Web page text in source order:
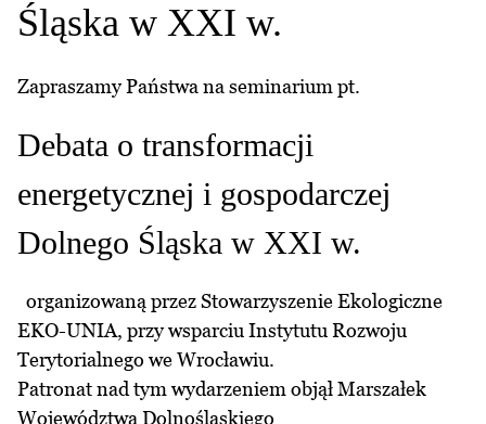
Śląska w XXI w.
Zapraszamy Państwa na seminarium pt.
Debata o transformacji
energetycznej i gospodarczej
Dolnego Śląska w XXI w.
organizowaną przez Stowarzyszenie Ekologiczne
EKO-UNIA, przy wsparciu Instytutu Rozwoju
Terytorialnego we Wrocławiu.
Patronat nad tym wydarzeniem objął Marszałek
Województwa Dolnośląskiego